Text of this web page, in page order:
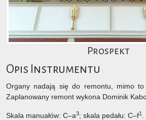
Prospekt
Opis Instrumentu
Organy nadają się do remontu, mimo
Zaplanowany remont wykona Dominik
Skala manuałów: C–a3; skala pedału: C–f1